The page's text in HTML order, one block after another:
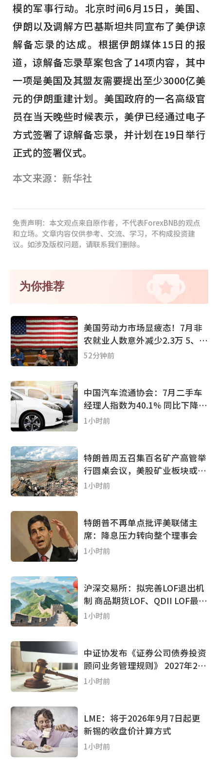
模的军事行动。北京时间6月15日，美国、
伊朗以及调解方巴基斯坦共同宣布了美伊谅
解备忘录的达成。根据伊朗媒体15日的报
道，谅解备忘录草案包含了14项内容，其中
一项是美国及其盟友需要提出至少3000亿美
元的伊朗重建计划。美国政府的一名高级官
员在当天晚些时候表示，美伊已经通过电子
方式签署了谅解备忘录，并计划在19日举行
正式的签署仪式。
本文来源：新华社
免责声明：本文观点来自原作者，不代表ForexBNB的观点
和立场。文章内容仅供参考、交流、学习，不构成投资建
议。如涉及版权问题，请联系我们删除。
为你推荐
美国劳动力市场显疲态！7月非
农就业人数意外减少2.3万 5、6
月数据遭大幅下修 美联储加息
52分钟前
中国汽车流通协会：7月二手车
经理人指数为40.1% 同比下降
1.6个百分点
1小时前
特朗普周五召集百名矿产高管举
行圆桌会议，美股矿业板块或迎
政策利好
1小时前
特朗普不再单点批评美联储主
席：降息压力转向整个理事会
1小时前
沪深交易所：拟完善LOF退出机
制 商品期货LOF、QDII LOF最晚
2027年底终止上市
1小时前
中证协发布《证券公司债券投资
顾问业务管理规则》 2027年2月
5日起正式施行
1小时前
LME：将于2026年9月7日起更
新锡的收盘价计算方式
1小时前